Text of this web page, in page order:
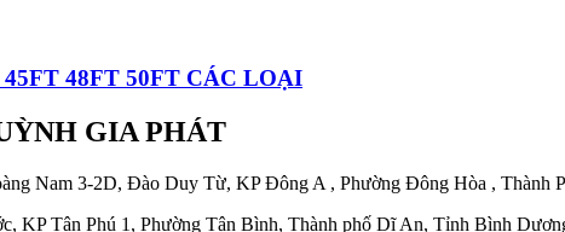
48FT 50FT CÁC LOẠI
GIA PHÁT
Nam 3-2D, Đào Duy Từ, KP Đông A , Phường Đông Hòa , Thành
KP Tân Phú 1, Phường Tân Bình, Thành phố Dĩ An, Tỉnh Bình